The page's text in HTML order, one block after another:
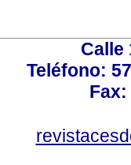
Calle
Teléfono:
Fax: